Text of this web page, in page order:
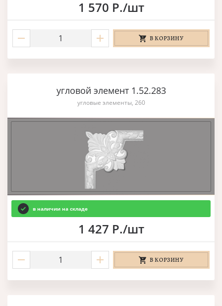
1 570 Р./шт
В КОРЗИНУ
угловой элемент 1.52.283
угловые элементы, 260
в наличии на складе
1 427 Р./шт
В КОРЗИНУ